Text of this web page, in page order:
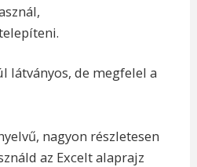
látványos, de megfelel a
nagyon részletesen
az Excelt alaprajz